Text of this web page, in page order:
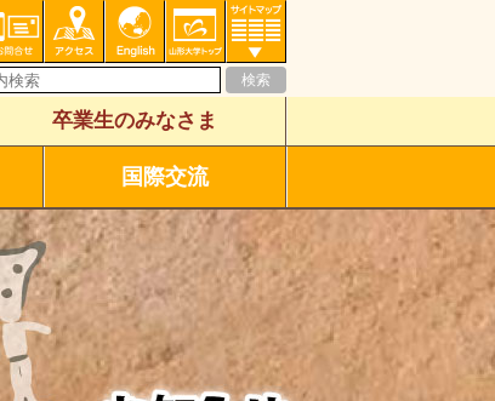
卒業生のみなさま
国際交流